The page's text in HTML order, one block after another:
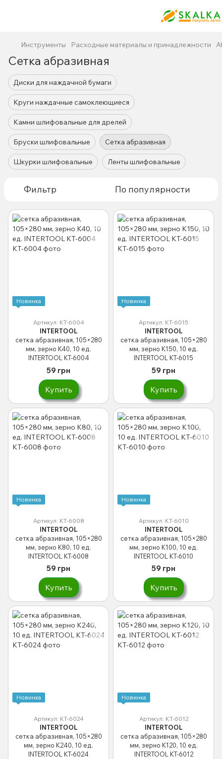
Инструменты Расходные материалы и принадлежности
Сетка абразивная
Диски для наждачной бумаги
Круги наждачные самоклеющиеся
Камни шлифовальные для дрелей
Бруски шлифовальные Сетка абразивная
Шкурки шлифовальные Ленты шлифовальные
Фильтр По популярности
Новинка
Артикул: KT-6004
INTERTOOL
сетка абразивная, 105×280
мм, зерно K40, 10 ед.
INTERTOOL KT-6004
59 грн
Купить
Новинка
Артикул: KT-6015
INTERTOOL
сетка абразивная, 105×280
мм, зерно K150, 10 ед.
INTERTOOL KT-6015
59 грн
Купить
Новинка
Артикул: KT-6008
INTERTOOL
сетка абразивная, 105×280
мм, зерно K80, 10 ед.
INTERTOOL KT-6008
59 грн
Купить
Новинка
Артикул: KT-6010
INTERTOOL
сетка абразивная, 105×280
мм, зерно K100, 10 ед.
INTERTOOL KT-6010
59 грн
Купить
Новинка
Артикул: KT-6024
INTERTOOL
сетка абразивная, 105×280
мм, зерно K240, 10 ед.
INTERTOOL KT-6024
Новинка
Артикул: KT-6012
INTERTOOL
сетка абразивная, 105×280
мм, зерно K120, 10 ед.
INTERTOOL KT-6012